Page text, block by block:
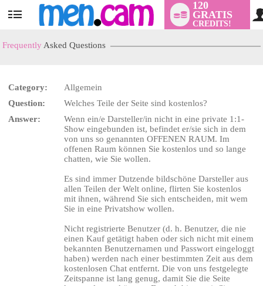
User
status
120
GRATIS
CREDITS!
Frequently Asked Questions
Category:
Allgemein
Question:
Welches Teile der Seite sind kostenlos?
Answer:
Wenn ein/e Darsteller/in nicht in eine private 1:1-
Show eingebunden ist, befindet er/sie sich in dem
von uns so genannten OFFENEN RAUM. Im
offenen Raum können Sie kostenlos und so lange
chatten, wie Sie wollen.
Es sind immer Dutzende bildschöne Darsteller aus
allen Teilen der Welt online, flirten Sie kostenlos
mit ihnen, während Sie sich entscheiden, mit wem
Sie in eine Privatshow wollen.
Nicht registrierte Benutzer (d. h. Benutzer, die nie
einen Kauf getätigt haben oder sich nicht mit einem
bekannten Benutzernamen und Passwort eingeloggt
haben) werden nach einer bestimmten Zeit aus dem
kostenlosen Chat entfernt. Die von uns festgelegte
Zeitspanne ist lang genug, damit Sie die Seite
LIMITED TIME OFFER!